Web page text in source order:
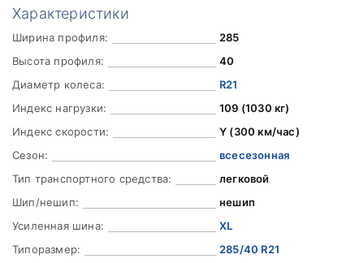
Характеристики
Ширина профиля:
285
Высота профиля:
40
Диаметр колеса:
R21
Индекс нагрузки:
109 (1030 кг)
Индекс скорости:
Y (300 км/час)
Сезон:
всесезонная
Тип транспортного средства:
легковой
Шип/нешип:
нешип
Усиленная шина:
XL
Типоразмер:
285/40 R21